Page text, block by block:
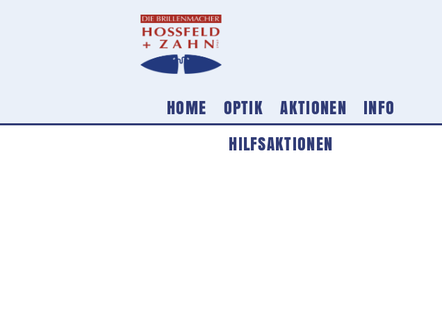
HOME OPTIK AKTIONEN
INFO
HILFSAKTIONEN